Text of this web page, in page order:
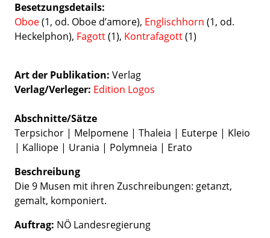
Besetzungsdetails
Oboe(1, od. Oboe d’amore), Englischhorn (1, od.
Heckelphon), Fagott(1), Kontrafagott(1)
Art der Publikation Verlag
Verlag/Verleger Edition Logos
Abschnitte/Sätze
Terpsichor | Melpomene | Thaleia | Euterpe | Kleio
| Kalliope | Urania | Polymneia | Erato
Beschreibung
Die 9 Musen mit ihren Zuschreibungen: getanzt,
gemalt, komponiert.
Auftrag: NÖ Landesregierung